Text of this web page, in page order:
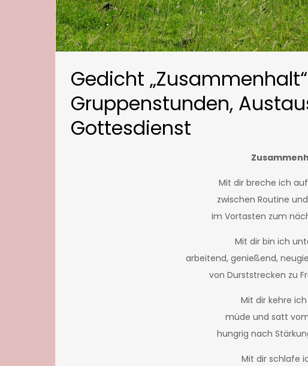
Gedicht
Gruppenstunden,
Gottesdienst
Mit dir breche ich
zwischen Routine
im Vortasten zum
Mit dir bin ich
arbeitend, genießend,
von Durststrecken zu
Mit dir kehre
müde und satt
hungrig nach
Mit dir schlafe